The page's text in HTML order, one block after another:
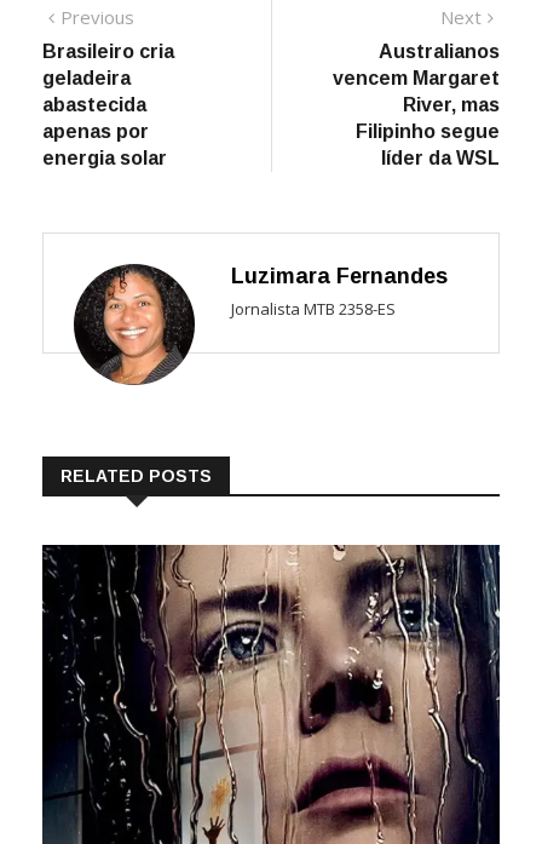
Navegação
de
Post
Previous
post:
Brasileiro cria
geladeira
abastecida
apenas por
energia solar
Next
post:
Australianos
vencem Margaret
River, mas
Filipinho segue
líder da WSL
Luzimara Fernandes
Jornalista MTB 2358-ES
RELATED POSTS